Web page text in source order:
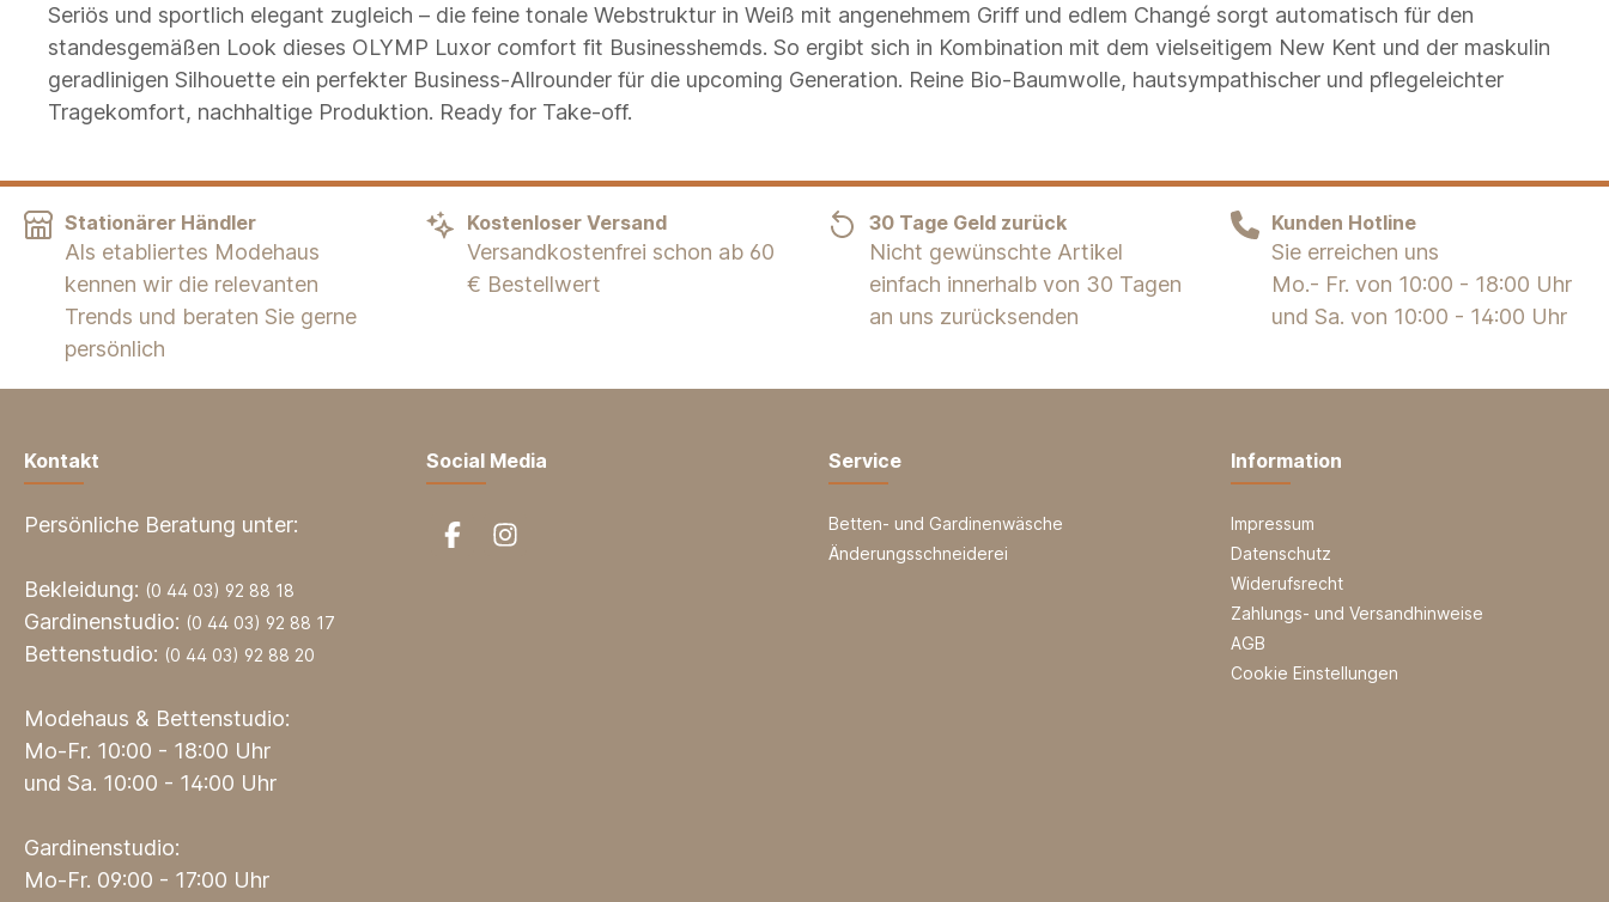
Seriös und sportlich elegant zugleich – die feine tonale Webstruktur in Weiß mit angenehmem Griff und edlem Changé sorgt automatisch für den
standesgemäßen Look dieses OLYMP Luxor comfort fit Businesshemds. So ergibt sich in Kombination mit dem vielseitigem New Kent und der maskulin
geradlinigen Silhouette ein perfekter Business-Allrounder für die upcoming Generation. Reine Bio-Baumwolle, hautsympathischer und pflegeleichter
Tragekomfort, nachhaltige Produktion. Ready for Take-off.
Stationärer Händler
Als etabliertes Modehaus
kennen wir die relevanten
Trends und beraten Sie gerne
persönlich
Kostenloser Versand
Versandkostenfrei schon ab 60
€ Bestellwert
30 Tage Geld zurück
Nicht gewünschte Artikel
einfach innerhalb von 30 Tagen
an uns zurücksenden
Kunden Hotline
Sie erreichen uns
Mo.- Fr. von 10:00 - 18:00 Uhr
und Sa. von 10:00 - 14:00 Uhr
Kontakt
Persönliche Beratung unter:
Bekleidung: (0 44 03) 92 88 18
Gardinenstudio: (0 44 03) 92 88 17
Bettenstudio: (0 44 03) 92 88 20
Modehaus & Bettenstudio:
Mo-Fr. 10:00 - 18:00 Uhr
und Sa. 10:00 - 14:00 Uhr
Gardinenstudio:
Mo-Fr. 09:00 - 17:00 Uhr
Social Media Service
Betten- und Gardinenwäsche
Änderungsschneiderei
Information
Impressum
Datenschutz
Widerufsrecht
Zahlungs- und Versandhinweise
AGB
Cookie Einstellungen